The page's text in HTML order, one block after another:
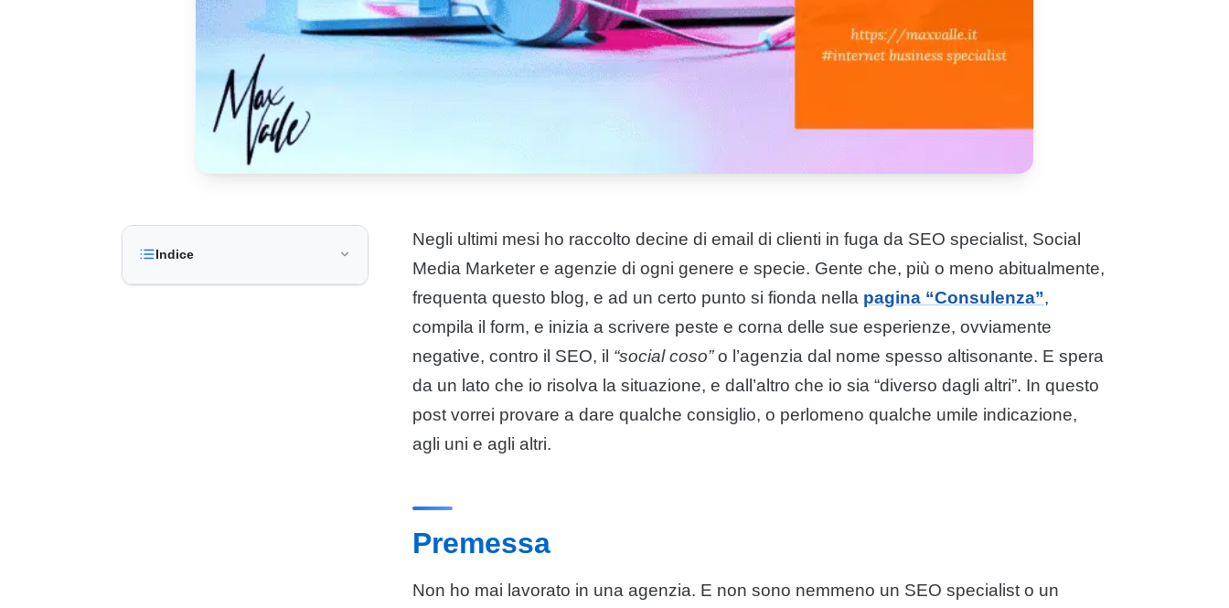
Indice
Negli ultimi mesi ho raccolto decine di email di clienti in fuga da SEO specialist, Social
Media Marketer e agenzie di ogni genere e specie. Gente che, più o meno abitualmente,
frequenta questo blog, e ad un certo punto si fionda nella pagina “Consulenza”,
compila il form, e inizia a scrivere peste e corna delle sue esperienze, ovviamente
negative, contro il SEO, il “social coso”o l’agenzia dal nome spesso altisonante. E spera
da un lato che io risolva la situazione, e dall’altro che io sia “diverso dagli altri”. In questo
post vorrei provare a dare qualche consiglio, o perlomeno qualche umile indicazione,
agli uni e agli altri.
Premessa
Non ho mai lavorato in una agenzia. E non sono nemmeno un SEO specialist o un